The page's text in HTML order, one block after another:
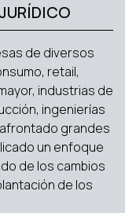
de diversos
retail,
industrias de
ingenierías
grandes
un enfoque
de los cambios
de los